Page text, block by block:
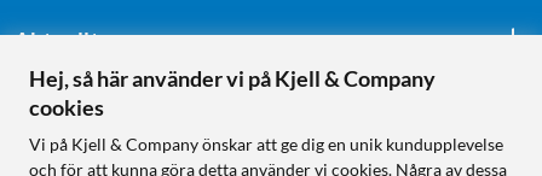
Aktuellt
Följ oss
Hej, så här använder vi på Kjell & Company
cookies
Vi på Kjell & Company önskar att ge dig en unik kundupplevelse
och för att kunna göra detta använder vi cookies. Några av dessa